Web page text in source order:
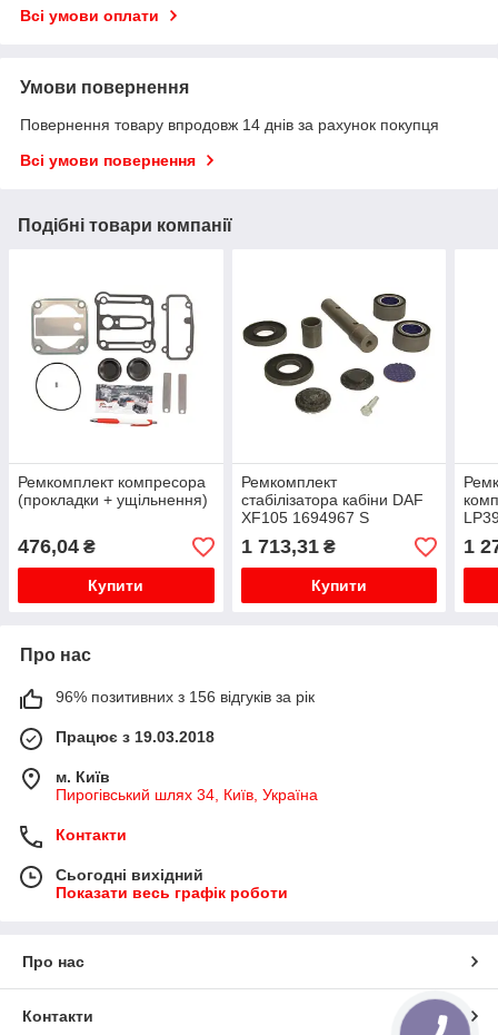
Всі умови оплати
Умови повернення
Повернення товару впродовж 14 днів за рахунок покупця
Всі умови повернення
Подібні товари компанії
Ремкомплект компресора
(прокладки + ущільнення)
476,04 ₴
Купити
Ремкомплект
стабілізатора кабіни DAF
XF105 1694967 S
1 713,31₴
Купити
1
Про нас
96% позитивних з 156 відгуків за рік
Працює з 19.03.2018
м. Київ
Пирогівський шлях 34, Київ, Україна
Контакти
Сьогодні вихідний
Показати весь графік роботи
Про нас
Контакти
КНОПКА